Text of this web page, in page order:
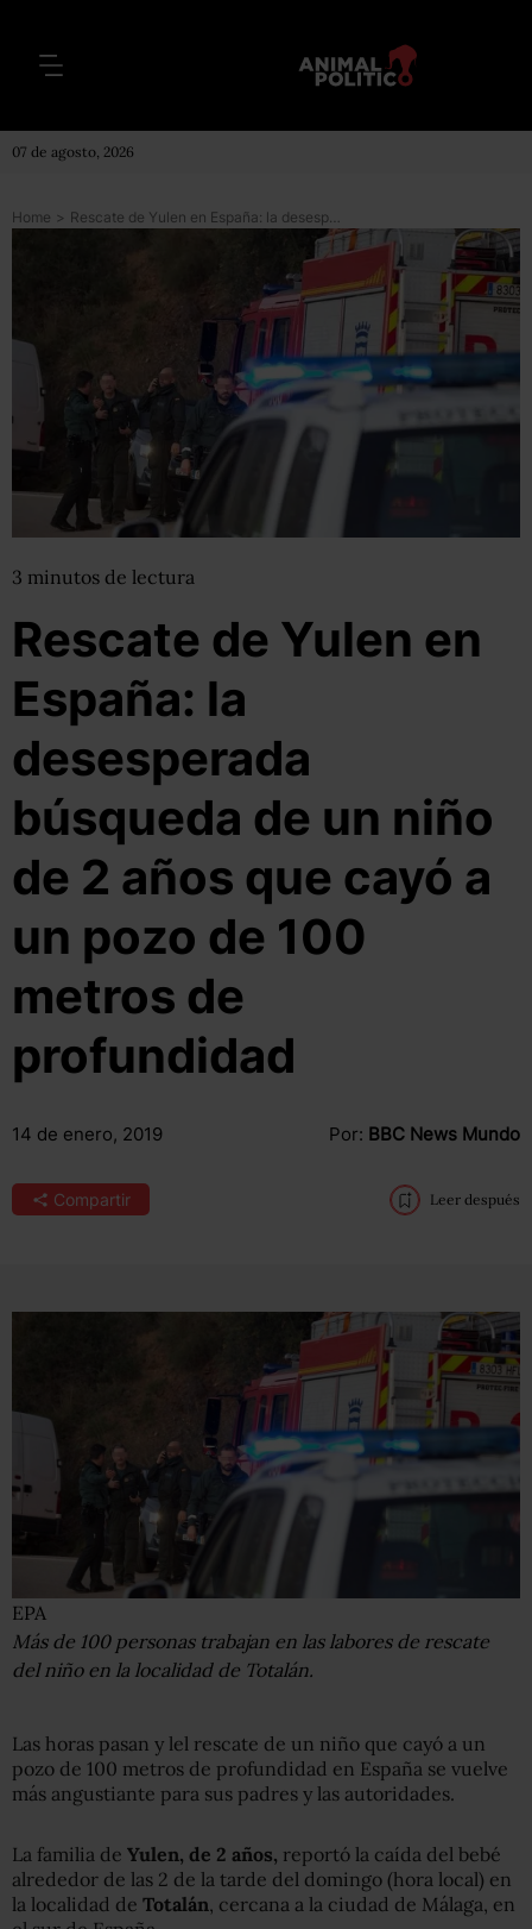
07 de agosto, 2026
Home > Rescate de Yulen en España: la desesperada búsqueda de un niño de 2 años que cayó a un pozo de 100 metros de profundidad
3 minutos de lectura
Rescate de Yulen en
España: la
desesperada
búsqueda de un niño
de 2 años que cayó a
un pozo de 100
metros de
profundidad
14 de enero, 2019 Por: BBC News Mundo
Compartir Leer después
EPA
Más de 100 personas trabajan en las labores de rescate
del niño en la localidad de Totalán.
Las horas pasan y lel rescate de un niño que cayó a un
pozo de 100 metros de profundidad en España se vuelve
más angustiante para sus padres y las autoridades.
La familia de Yulen, de 2 años, reportó la caída del bebé
alrededor de las 2 de la tarde del domingo (hora local) en
la localidad de Totalán , cercana a la ciudad de Málaga, en